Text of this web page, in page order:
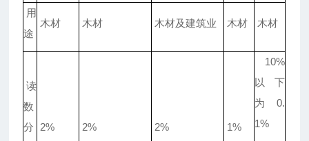
用
途
木材 木材 木材及建筑业 木材 木材
读
数
分
2% 2% 2% 1%
10%
以下
为0.
1%